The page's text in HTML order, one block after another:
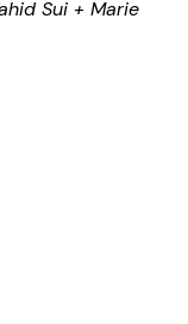
Sui + Marie